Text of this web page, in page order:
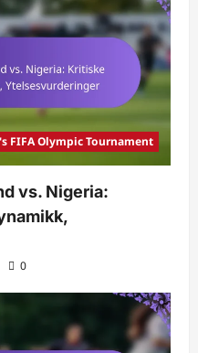
FIFA Olympic Tournament
vs. Nigeria:
0